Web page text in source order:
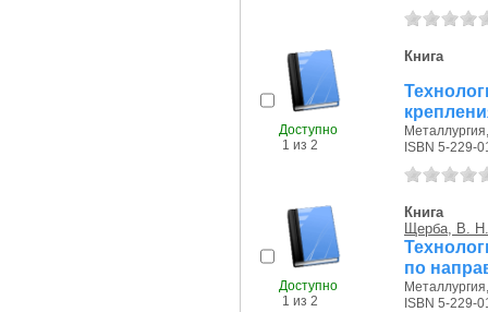
Доступно
1 из 2
Книга
ISBN 5-229-
Доступно
1 из 2
Книга
Щерба, В. Н.
по
ISBN 5-229-